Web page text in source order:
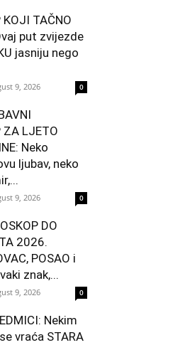
KOJI TAČNO
put zvijezde
jasniju nego
9, 2026 0
ZA LJETO
Neko
ljubav, neko
9, 2026 0
DO
2026.
POSAO i
znak,...
9, 2026 0
Nekim
vraća STARA